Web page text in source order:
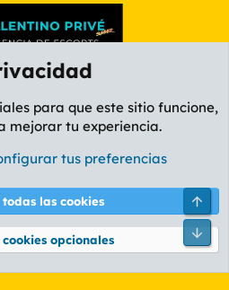
AMARILLO
Política de privacidad Ayuda
© 2010-2026 XenForo Ltd.
para que este sitio funcione,
mejorar tu experiencia.
tus preferencias
las cookies
opcionales
Pie